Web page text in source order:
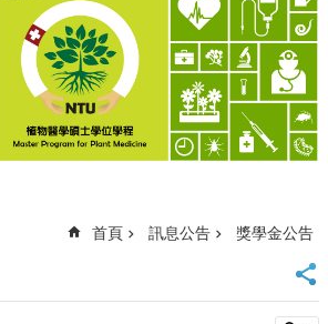
首頁 訊息公告 獎學金公告